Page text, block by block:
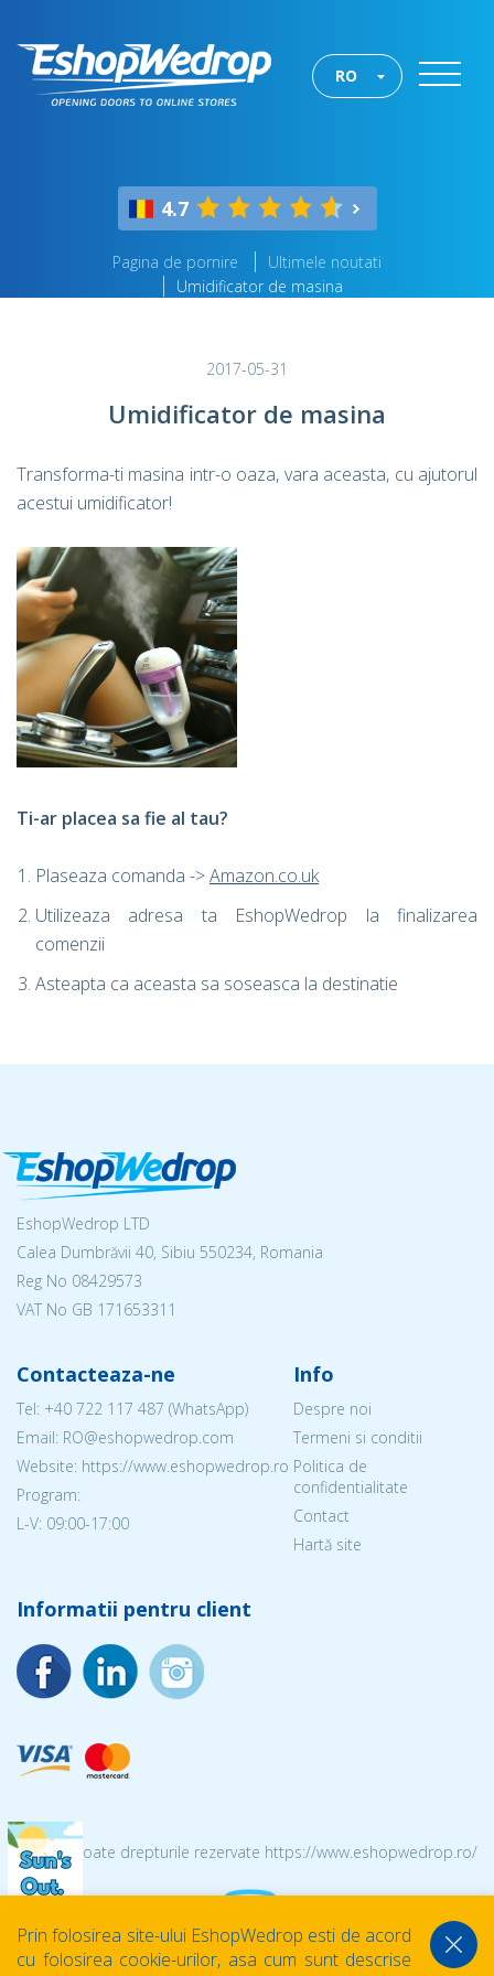
RO
4.7
Pagina de pornire
Ultimele noutati
Umidificator de masina
2017-05-31
Umidificator de masina
Transforma-ti masina intr-o oaza, vara aceasta, cu ajutorul
acestui umidificator!
Ti-ar placea sa fie al tau?
Plaseaza comanda ->Amazon.co.uk
Utilizeaza adresa ta EshopWedrop la finalizarea
comenzii
Asteapta ca aceasta sa soseasca la destinatie
EshopWedrop LTD
Calea Dumbrăvii 40, Sibiu 550234, Romania
Reg No 08429573
VAT No GB 171653311
Contacteaza-ne
Tel: +40 722 117 487 (WhatsApp)
Email: RO@eshopwedrop.com
Website: https://www.eshopwedrop.ro
Program:
L-V: 09:00-17:00
Info
Despre noi
Termeni si conditii
Politica de
confidentialitate
Contact
Hartă site
Informatii pentru client
© 2026 Toate drepturile rezervate https://www.eshopwedrop.ro/
Prin folosirea site-ului EshopWedrop esti de acord
cu folosirea cookie-urilor, asa cum sunt descrise